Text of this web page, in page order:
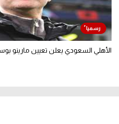
الأهلي السعودي يعلن تعيين مارينو